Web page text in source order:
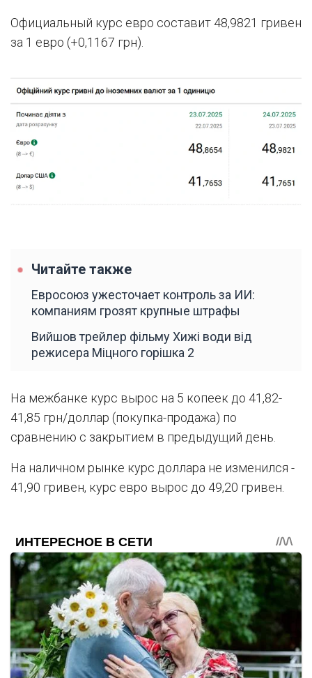
Официальный курс евро составит 48,9821 гривен
за 1 евро (+0,1167 грн).
Читайте также
Евросоюз ужесточает контроль за ИИ:
компаниям грозят крупные штрафы
Вийшов трейлер фільму Хижі води від
режисера Міцного горішка 2
На межбанке курс вырос на 5 копеек до 41,82-
41,85 грн/доллар (покупка-продажа) по
сравнению с закрытием в предыдущий день.
На наличном рынке курс доллара не изменился -
41,90 гривен, курс евро вырос до 49,20 гривен.